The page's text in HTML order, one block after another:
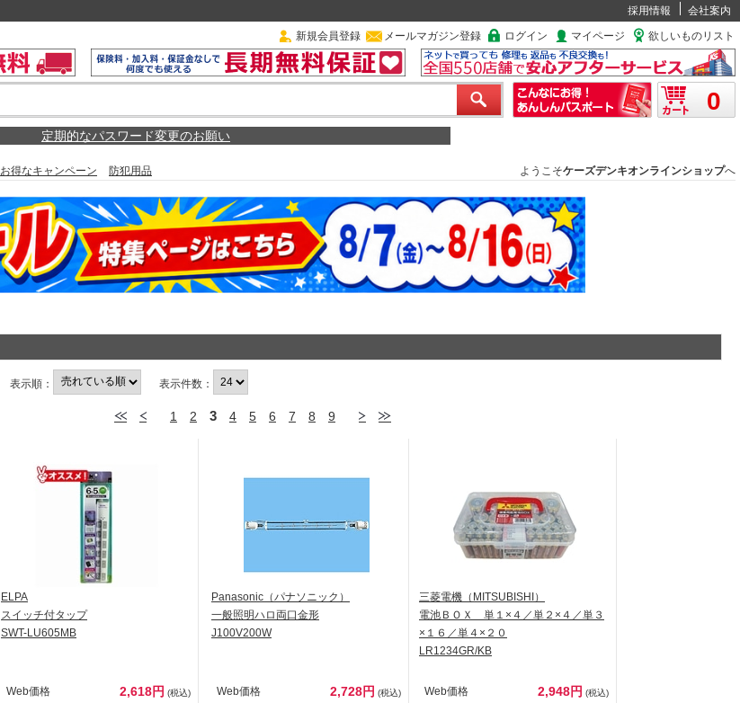
採用情報
会社案内
新規会員登録 メールマガジン登録 ログイン マイページ 欲しいものリスト
0
定期的なパスワード変更のお願い
お得なキャンペーン 防犯用品 ようこそケーズデンキオンラインショップへ
表示順： 表示件数：
1 2 3 4 5 6 7 8 9
ELPA
スイッチ付タップ
SWT-LU605MB
Web価格 2,618円 (税込)
Panasonic（パナソニック）
一般照明ハロ両口金形
J100V200W
Web価格 2,728円 (税込)
三菱電機（MITSUBISHI）
電池ＢＯＸ 単１×４／単２×４／単３
×１６／単４×２０
LR1234GR/KB
Web価格 2,948円 (税込)